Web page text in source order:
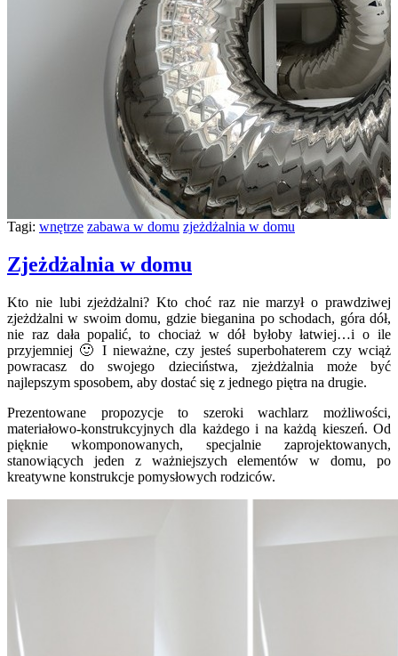
Tagi: wnętrze zabawa w domu zjeżdżalnia w domu
Zjeżdżalnia w domu
Kto nie lubi zjeżdżalni? Kto choć raz nie marzył o prawdziwej
zjeżdżalni w swoim domu, gdzie bieganina po schodach, góra dół,
nie raz dała popalić, to chociaż w dół byłoby łatwiej…i o ile
przyjemniej 🙂 I nieważne, czy jesteś superbohaterem czy wciąż
powracasz do swojego dzieciństwa, zjeżdżalnia może być
najlepszym sposobem, aby dostać się z jednego piętra na drugie.
Prezentowane propozycje to szeroki wachlarz możliwości,
materiałowo-konstrukcyjnych dla każdego i na każdą kieszeń. Od
pięknie wkomponowanych, specjalnie zaprojektowanych,
stanowiących jeden z ważniejszych elementów w domu, po
kreatywne konstrukcje pomysłowych rodziców.